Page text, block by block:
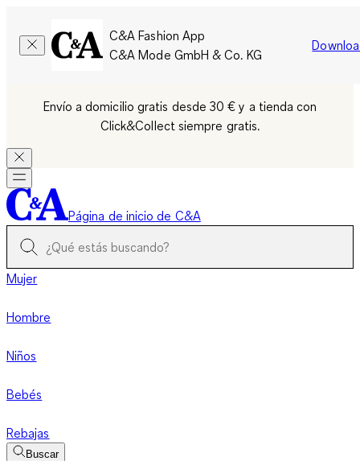
C&A Fashion App
C&A Mode GmbH & Co. KG
Envío a domicilio gratis desde 30 € y a tienda con
Click&Collect siempre gratis.
Página de inicio de C&A
Mujer
Hombre
Niños
Bebés
Rebajas
Buscar